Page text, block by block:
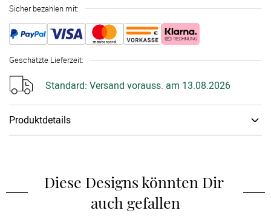
Sicher bezahlen mit:
Geschätzte Lieferzeit:
Standard: Versand vorauss. am 13.08.2026
Produktdetails
zahlreichen Layoutvorlagen, die Du ganz nach Deinen
Wünschen mit eigenen Bildern und Texten anpassen kannst.
Die Hochzeitszeitung ist ab 1 Exemplar erhältlich und der
Diese Designs könnten Dir
auch gefallen